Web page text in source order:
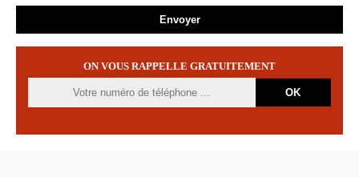
ON VOUS RAPPELLE GRATUITEMENT